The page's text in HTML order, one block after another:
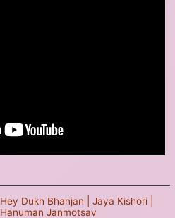
Hey Dukh Bhanjan | Jaya Kishori |
Hanuman Janmotsav